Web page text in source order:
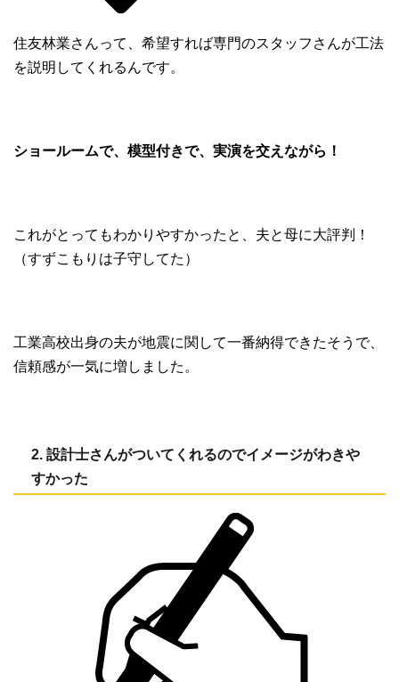
住友林業さんって、希望すれば専門のスタッフさんが工法
を説明してくれるんです。
ショールームで、模型付きで、実演を交えながら！
これがとってもわかりやすかったと、夫と母に大評判！
（すずこもりは子守してた）
工業高校出身の夫が地震に関して一番納得できたそうで、
信頼感が一気に増しました。
2. 設計士さんがついてくれるのでイメージがわきや
すかった